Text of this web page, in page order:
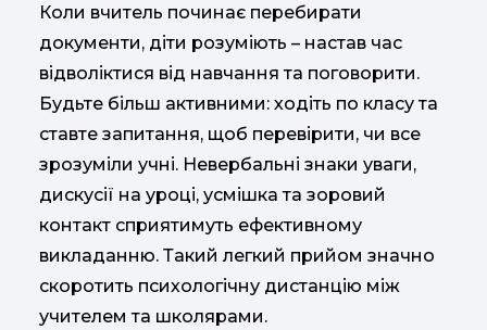
Коли вчитель починає перебирати
документи, діти розуміють – настав час
відволіктися від навчання та поговорити.
Будьте більш активними: ходіть по класу та
ставте запитання, щоб перевірити, чи все
зрозуміли учні. Невербальні знаки уваги,
дискусії на уроці, усмішка та зоровий
контакт сприятимуть ефективному
викладанню. Такий легкий прийом значно
скоротить психологічну дистанцію між
учителем та школярами.